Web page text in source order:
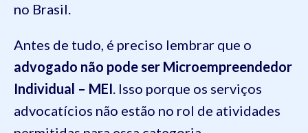
no Brasil.
Antes de tudo, é preciso lembrar que o
advogado não pode ser Microempreendedor
Individual – MEI. Isso porque os serviços
advocatícios não estão no rol de atividades